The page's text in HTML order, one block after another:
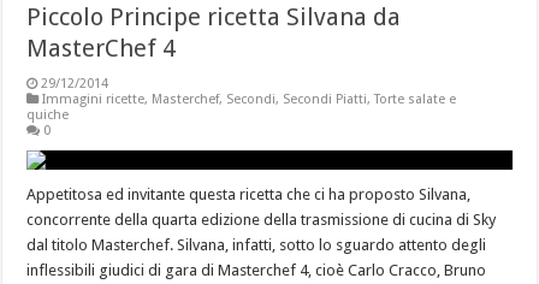
Piccolo Principe ricetta Silvana da
MasterChef 4
29/12/2014
Immagini ricette, Masterchef, Secondi, Secondi Piatti,Torte salate e
quiche
0
Appetitosa ed invitante questa ricetta che ci ha proposto Silvana,
concorrente della quarta edizione della trasmissione di cucina di Sky
dal titolo Masterchef. Silvana, infatti, sotto lo sguardo attento degli
inflessibili giudici di gara di Masterchef 4, cioè Carlo Cracco, Bruno